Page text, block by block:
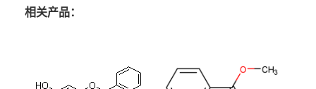
相关产品：